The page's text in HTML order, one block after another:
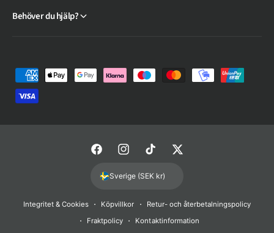
Behöver du hjälp?
e
a
Integritet & Cookies Köpvillkor
Retur- och återbetalningspolicy
Fraktpolicy
Kontaktinformation
F
e
b
I
n
t
a
T
i
T
o
T
t
t
Sverige (SEK kr)